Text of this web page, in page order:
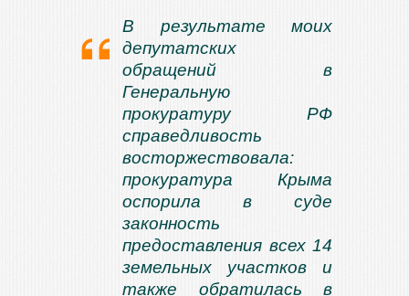
В результате моих
депутатских
обращений в
Генеральную
прокуратуру РФ
справедливость
восторжествовала:
прокуратура Крыма
оспорила в суде
законность
предоставления всех 14
земельных участков и
также обратилась в